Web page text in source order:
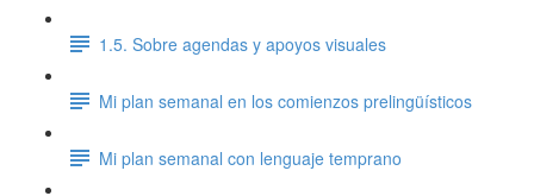
1.5. Sobre agendas y apoyos visuales
Mi plan semanal en los comienzos prelingüísticos
Mi plan semanal con lenguaje temprano